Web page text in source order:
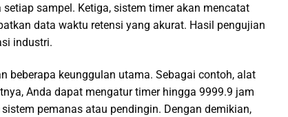
sampel. Ketiga, sistem timer akan mencatat
data waktu retensi yang akurat. Hasil pengujian
industri.
beberapa keunggulan utama. Sebagai contoh, alat
Anda dapat mengatur timer hingga 9999.9 jam
pemanas atau pendingin. Dengan demikian,